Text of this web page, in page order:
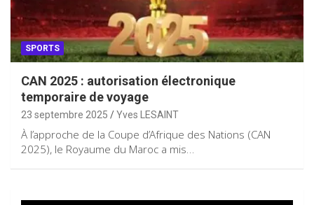
SPORTS
CAN 2025 : autorisation électronique
temporaire de voyage
23 septembre 2025 Yves LESAINT
À l’approche de la Coupe d’Afrique des Nations (CAN
2025), le Royaume du Maroc a mis…